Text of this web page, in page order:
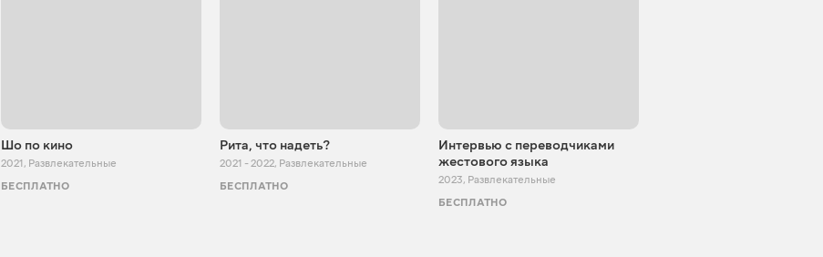
Шо по кино
2021, Развлекательные
БЕСПЛАТНО
Рита, что надеть?
2021 - 2022, Развлекательные
БЕСПЛАТНО
Интервью с переводчиками
жестового языка
2023, Развлекательные
БЕСПЛАТНО